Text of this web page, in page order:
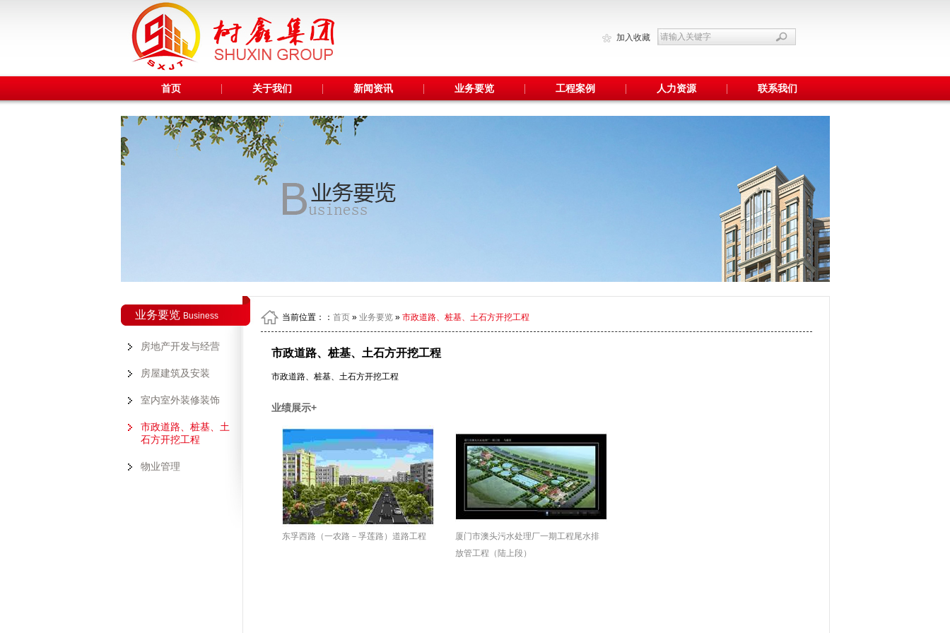
加入收藏
首页 关于我们 新闻资讯 业务要览 工程案例 人力资源 联系我们
业务要览 Business
房地产开发与经营
房屋建筑及安装
室内室外装修装饰
市政道路、桩基、土
石方开挖工程
物业管理
当前位置：： 首页» 业务要览» 市政道路、桩基、土石方开挖工程
市政道路、桩基、土石方开挖工程
市政道路、桩基、土石方开挖工程
业绩展示+
东孚西路（一农路－孚莲路）道路工程
厦门市澳头污水处理厂一期工程尾水排
放管工程（陆上段）